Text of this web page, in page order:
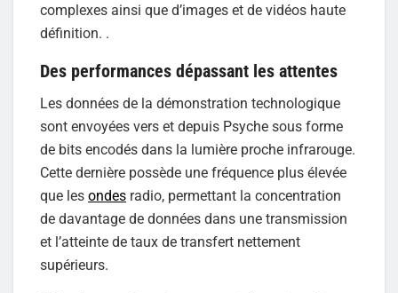
complexes ainsi que d’images et de vidéos haute
définition. .
Des performances dépassant les attentes
Les données de la démonstration technologique
sont envoyées vers et depuis Psyche sous forme
de bits encodés dans la lumière proche infrarouge.
Cette dernière possède une fréquence plus élevée
que les ondes radio, permettant la concentration
de davantage de données dans une transmission
et l’atteinte de taux de transfert nettement
supérieurs.